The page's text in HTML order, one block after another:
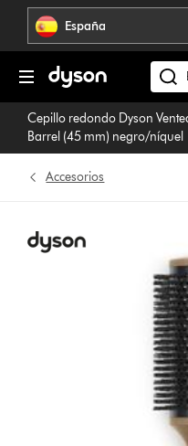
Omitir
navegación España
en
Cepillo redondo Dyson
Barrel (45 mm) negro/níquel
Accesorios